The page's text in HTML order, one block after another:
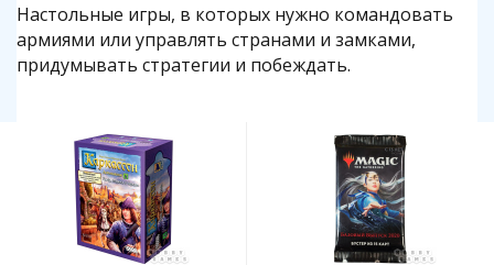
Настольные игры, в которых нужно командовать
армиями или управлять странами и замками,
придумывать стратегии и побеждать.